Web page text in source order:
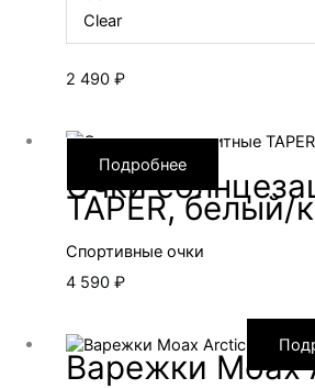
Clear
2 490 ₽
Подробнее
Очки
TAPER, белый/
Спортивные очки
4 590 ₽
Варежки Moax